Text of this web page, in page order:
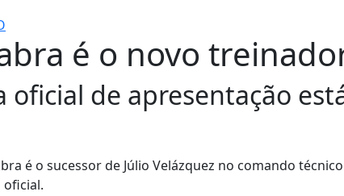
é o novo
oficial de apresentação
é o sucessor de Júlio Velázquez no comando